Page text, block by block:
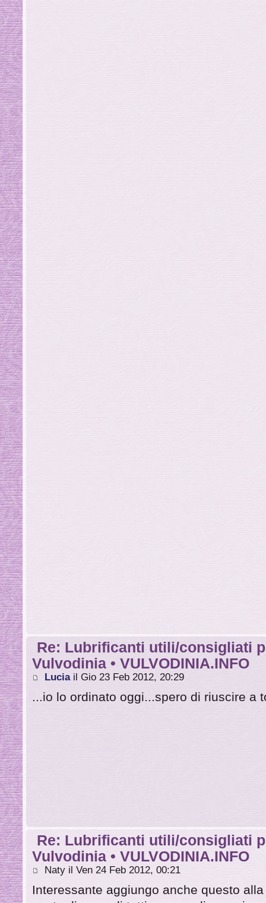
Re: Lubrificanti utili/consigliati
Vulvodinia • VULVODINIA.INFO
Lucia il Gio 23 Feb 2012, 20:29
...io lo ordinato oggi...spero di riuscire a
Re: Lubrificanti utili/consigliati
Vulvodinia • VULVODINIA.INFO
Naty il Ven 24 Feb 2012, 00:21
Interessante aggiungo anche questo